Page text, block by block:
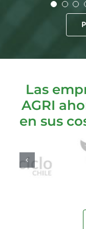
Las
AGRI
en sus